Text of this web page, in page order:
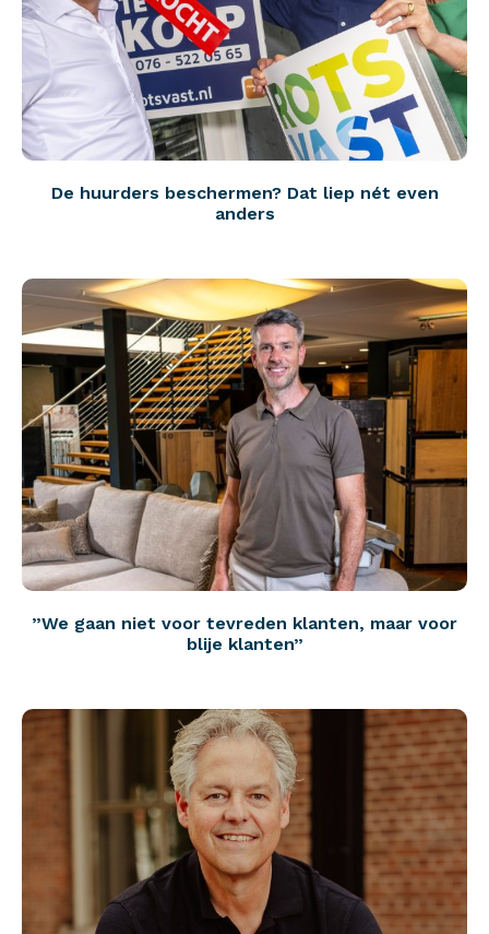
De huurders beschermen? Dat liep nét even
anders
”We gaan niet voor tevreden klanten, maar voor
blije klanten”